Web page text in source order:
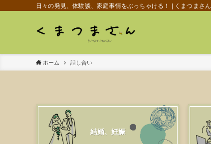
日々の発見、体験談、家庭事情をぶっちゃける！ | くまつまさん
ホーム 話し合い
結婚、妊娠